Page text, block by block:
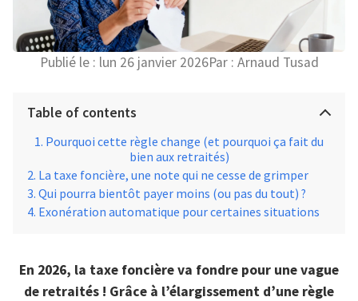
Publié le : lun 26 janvier 2026Par : Arnaud Tusad
Table of contents
Pourquoi cette règle change (et pourquoi ça fait du
bien aux retraités)
La taxe foncière, une note qui ne cesse de grimper
Qui pourra bientôt payer moins (ou pas du tout) ?
Exonération automatique pour certaines situations
En 2026, la taxe foncière va fondre pour une vague
de retraités ! Grâce à l’élargissement d’une règle